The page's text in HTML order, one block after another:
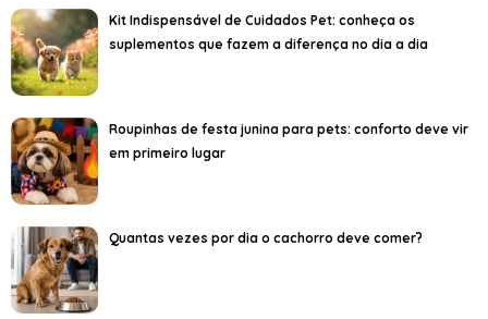
Kit Indispensável de Cuidados Pet: conheça os
suplementos que fazem a diferença no dia a dia
Roupinhas de festa junina para pets: conforto deve vir
em primeiro lugar
Quantas vezes por dia o cachorro deve comer?